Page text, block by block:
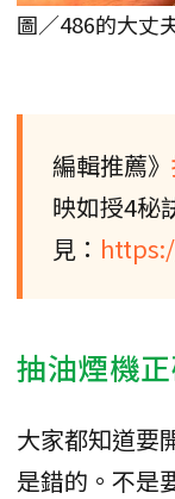
圖／486的大丈
編輯推薦》
映如授4秘
見：
抽油煙機
大家都知道要
是錯的。不是